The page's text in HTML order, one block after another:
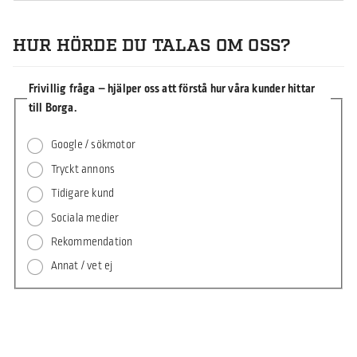
HUR HÖRDE DU TALAS OM OSS?
Frivillig fråga – hjälper oss att förstå hur våra kunder hittar
till Borga.
Google / sökmotor
Tryckt annons
Tidigare kund
Sociala medier
Rekommendation
Annat / vet ej